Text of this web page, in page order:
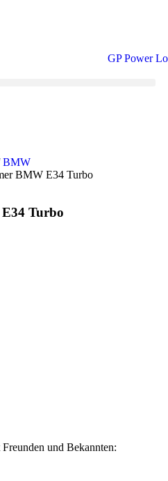
BMW
BMW E34 Turbo
Turbo
und Bekannten: